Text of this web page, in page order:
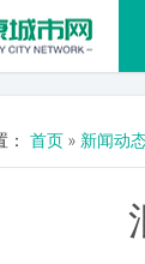
首页 » 新闻动